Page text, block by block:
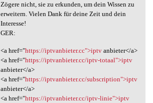
Zögere nicht, sie zu erkunden, um dein Wissen zu
erweitern. Vielen Dank für deine Zeit und dein
Interesse!
GER:
<a href="https://iptvanbieter.cc">iptvanbieter</a>
<a href="https://iptvanbieter.cc/iptv-totaal">iptv
anbieter</a>
<a href="https://iptvanbieter.cc/subscription">iptv
anbieter</a>
<a href="https://iptvanbieter.cc/iptv-linie">iptv